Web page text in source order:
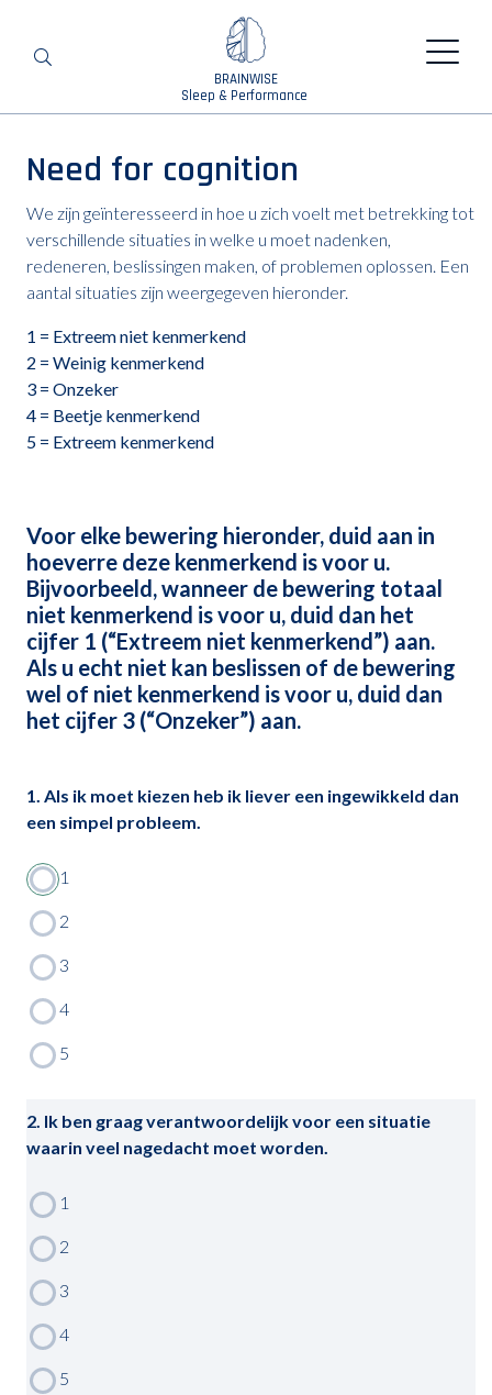
BRAINWISE
Sleep & Performance
Need for cognition
We zijn geïnteresseerd in hoe u zich voelt met betrekking tot
verschillende situaties in welke u moet nadenken,
redeneren, beslissingen maken, of problemen oplossen. Een
aantal situaties zijn weergegeven hieronder.
1 = Extreem niet kenmerkend
2 = Weinig kenmerkend
3 = Onzeker
4 = Beetje kenmerkend
5 = Extreem kenmerkend
Voor elke bewering hieronder, duid aan in
hoeverre deze kenmerkend is voor u.
Bijvoorbeeld, wanneer de bewering totaal
niet kenmerkend is voor u, duid dan het
cijfer 1 (“Extreem niet kenmerkend”) aan.
Als u echt niet kan beslissen of de bewering
wel of niet kenmerkend is voor u, duid dan
het cijfer 3 (“Onzeker”) aan.
1. Als ik moet kiezen heb ik liever een ingewikkeld dan
een simpel probleem.
2. Ik ben graag verantwoordelijk voor een situatie
waarin veel nagedacht moet worden.